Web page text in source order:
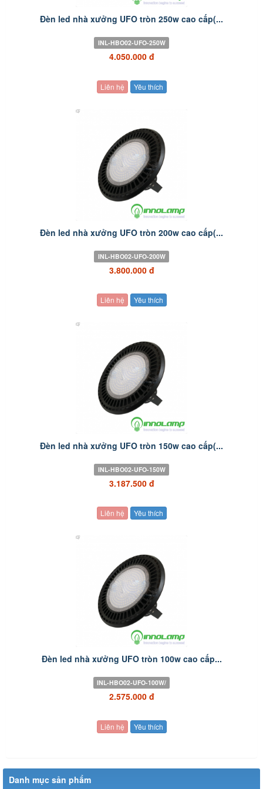
Đèn led nhà xưởng UFO tròn 250w cao cấp(...
INL-HBO02-UFO-250W
4.050.000 đ
Liên hệ Yêu thích
Đèn led nhà xưởng UFO tròn 200w cao cấp(...
INL-HBO02-UFO-200W
3.800.000 đ
Liên hệ Yêu thích
Đèn led nhà xưởng UFO tròn 150w cao cấp(...
INL-HBO02-UFO-150W
3.187.500 đ
Liên hệ Yêu thích
Đèn led nhà xưởng UFO tròn 100w cao cấp...
INL-HBO02-UFO-100W/
2.575.000 đ
Liên hệ Yêu thích
Danh mục sản phẩm